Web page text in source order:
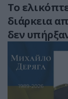
Το
διάρκεια
δεν